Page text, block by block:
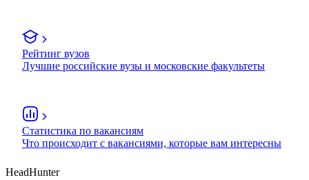
Рейтинг вузов
Лучшие российские вузы и московские факультеты
Статистика по вакансиям
Что происходит с вакансиями, которые вам интересны
HeadHunter